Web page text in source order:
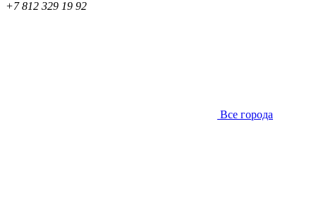
+7 812 329 19 92
Все города